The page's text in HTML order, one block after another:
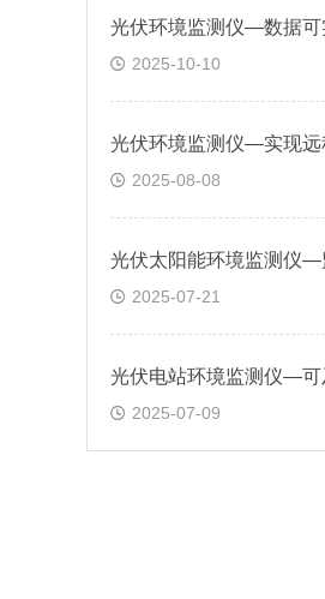
2025-10-10
2025-08-08
2025-07-21
2025-07-09